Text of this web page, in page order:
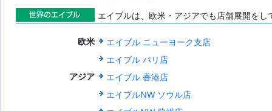
世界のエイブ
エイブルは、欧米・アジアでも店舗展開を
欧米
エイブル ニューヨーク支店
エイブル パリ店
アジア
エイブル 香港店
エイブルNW ソウル店